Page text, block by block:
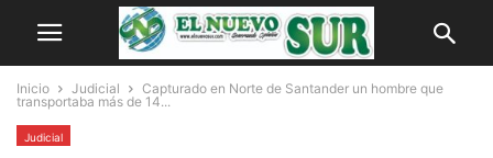
Inicio Judicial
Capturado en Norte de Santander un hombre que
transportaba más de 14...
Judicial